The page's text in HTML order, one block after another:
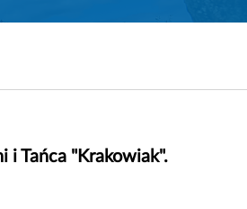
i Tańca "Krakowiak".